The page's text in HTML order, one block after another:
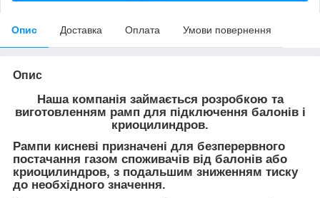
Опис Доставка Оплата Умови повернення
Опис
Наша компанія займається розробкою та
виготовленням рамп для підключення балонів і
криоцилиндров.
Рампи кисневі призначені для безперервного
постачання газом споживачів від балонів або
криоцилиндров, з подальшим зниженням тиску
до необхідного значення.